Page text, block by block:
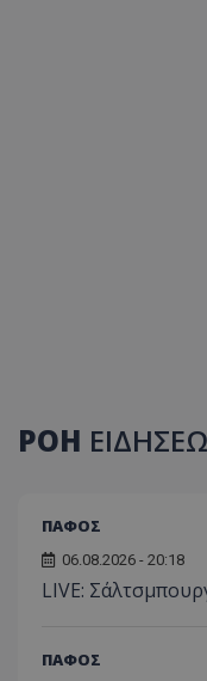
ΡΟΗ
ΠΑΦΟΣ
06.08.2026 - 20:18
LIVE:
ΠΑΦΟΣ